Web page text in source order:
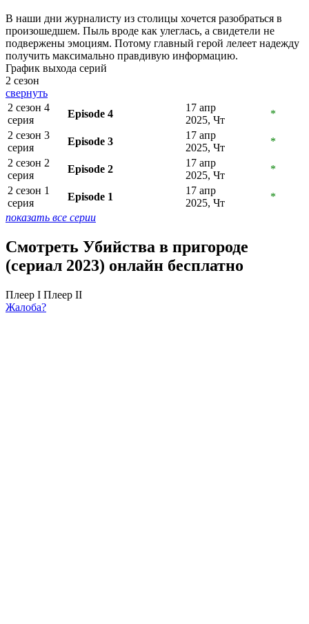
В наши дни журналисту из столицы хочется разобраться в
произошедшем. Пыль вроде как улеглась, а свидетели не
подвержены эмоциям. Потому главный герой лелеет надежду
получить максимально правдивую информацию.
График выхода серий
2 сезон
свернуть
2 сезон 4
серия
Episode 4
17 апр
2025, Чт
*
2 сезон 3
серия
Episode 3
17 апр
2025, Чт
*
2 сезон 2
серия
Episode 2
17 апр
2025, Чт
*
2 сезон 1
серия
Episode 1
17 апр
2025, Чт
*
показать все серии
Смотреть Убийства в пригороде
(сериал 2023) онлайн бесплатно
Плеер I Плеер II
Жалоба?